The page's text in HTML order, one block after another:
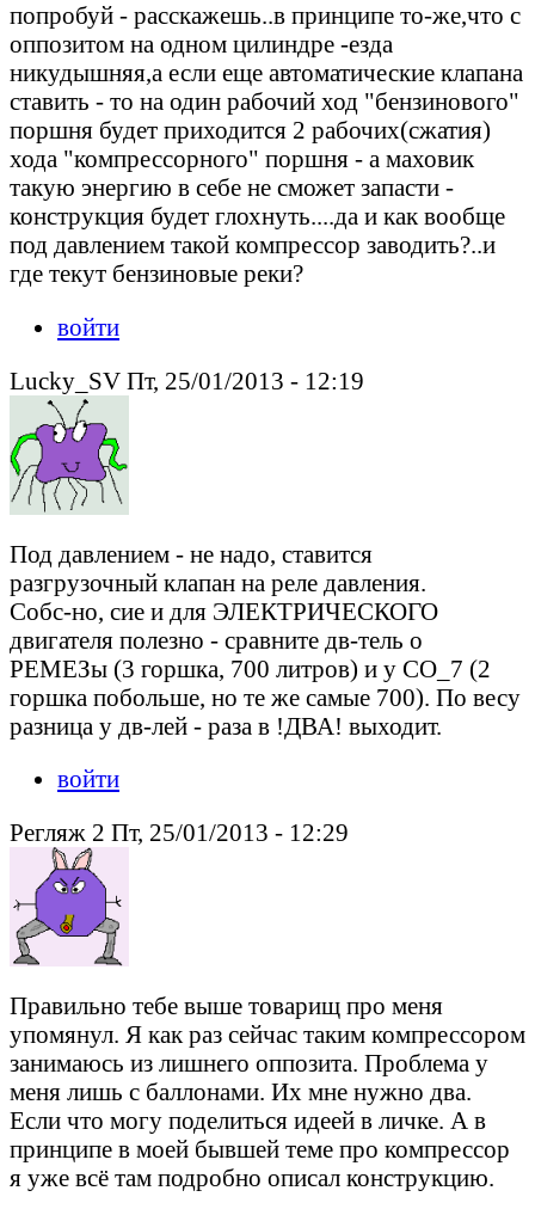
попробуй - расскажешь..в принципе то-же,что с
оппозитом на одном цилиндре -езда
никудышняя,а если еще автоматические клапана
ставить - то на один рабочий ход "бензинового"
поршня будет приходится 2 рабочих(сжатия)
хода "компрессорного" поршня - а маховик
такую энергию в себе не сможет запасти -
конструкция будет глохнуть....да и как вообще
под давлением такой компрессор заводить?..и
где текут бензиновые реки?
войти
Lucky_SV Пт, 25/01/2013 - 12:19
Под давлением - не надо, ставится
разгрузочный клапан на реле давления.
Собс-но, сие и для ЭЛЕКТРИЧЕСКОГО
двигателя полезно - сравните дв-тель о
РЕМЕЗы (3 горшка, 700 литров) и у СО_7 (2
горшка побольше, но те же самые 700). По весу
разница у дв-лей - раза в !ДВА! выходит.
войти
Регляж 2 Пт, 25/01/2013 - 12:29
Правильно тебе выше товарищ про меня
упомянул. Я как раз сейчас таким компрессором
занимаюсь из лишнего оппозита. Проблема у
меня лишь с баллонами. Их мне нужно два.
Если что могу поделиться идеей в личке. А в
принципе в моей бывшей теме про компрессор
я уже всё там подробно описал конструкцию.